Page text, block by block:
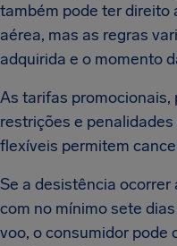
também pode ter direito
aérea, mas as regras
adquirida e o momento
As tarifas
restrições e
flexíveis permitem
Se a desistência
com no mínimo sete
voo, o consumidor pode